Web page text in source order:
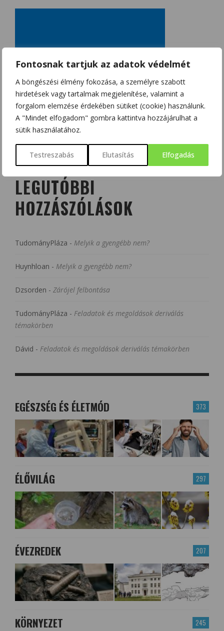
Fontosnak tartjuk az adatok védelmét
A böngészési élmény fokozása, a személyre szabott
hirdetések vagy tartalmak megjelenítése, valamint a
forgalom elemzése érdekében sütiket (cookie) használunk.
A "Mindet elfogadom" gombra kattintva hozzájárulhat a
sütik használatához.
Testreszabás Elutasítás Elfogadás
LEGUTÓBBI
HOZZÁSZÓLÁSOK
TudományPláza - Melyik a gyengébb nem?
Huynhloan - Melyik a gyengébb nem?
Dzsorden - Zárójel felbontása
TudományPláza - Feladatok és megoldások deriválás
témakörben
Dávid - Feladatok és megoldások deriválás témakörben
373
EGÉSZSÉG ÉS ÉLETMÓD
297
ÉLŐVILÁG
207
ÉVEZREDEK
245
KÖRNYEZET